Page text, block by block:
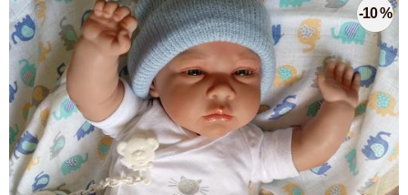
-10 %